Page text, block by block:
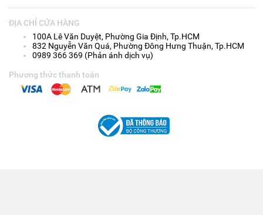
ĐỊA CHỈ CỬA HÀNG
100A Lê Văn Duyệt, Phường Gia Định, Tp.HCM
832 Nguyễn Văn Quá, Phường Đông Hưng Thuận, Tp.HCM
0989 366 369 (Phản ánh dịch vụ)
Phương thức thanh toán